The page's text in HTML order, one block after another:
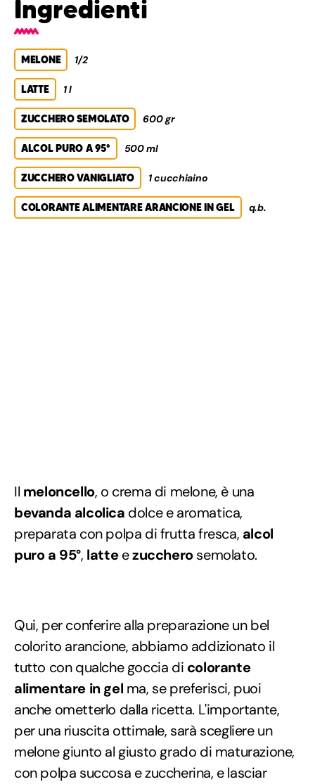
Ingredienti
MELONE 1/2
LATTE 1 l
ZUCCHERO SEMOLATO 600 gr
ALCOL PURO A 95° 500 ml
ZUCCHERO VANIGLIATO 1 cucchiaino
COLORANTE ALIMENTARE ARANCIONE IN GEL q.b.
Il meloncello, o crema di melone, è una
bevanda alcolica dolce e aromatica,
preparata con polpa di frutta fresca, alcol
puro a 95°, latteezuccherosemolato.
Qui, per conferire alla preparazione un bel
colorito arancione, abbiamo addizionato il
tutto con qualche goccia di colorante
alimentare in gel ma, se preferisci, puoi
anche ometterlo dalla ricetta. L'importante,
per una riuscita ottimale, sarà scegliere un
melone giunto al giusto grado di maturazione,
con polpa succosa e zuccherina, e lasciar